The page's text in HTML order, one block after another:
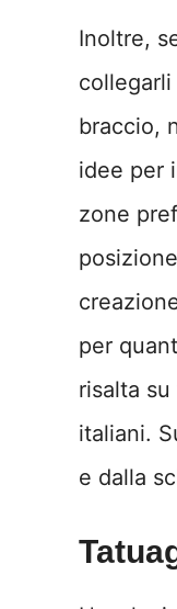
Inoltre,
braccio,
idee per
zone
per
risalta
italiani.
e dalla